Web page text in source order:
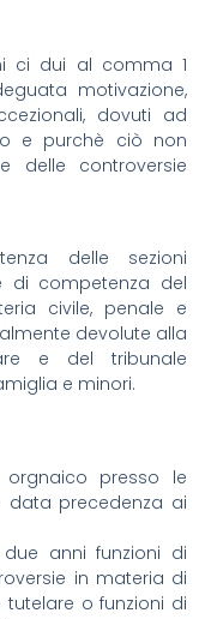
ci dui al comma 1
motivazione,
dovuti ad
e purchè ciò non
delle controversie
delle sezioni
di competenza del
civile, penale e
devolute alla
e del tribunale
e minori.
orgnaico presso le
data precedenza ai
anni funzioni di
in materia di
o funzioni di